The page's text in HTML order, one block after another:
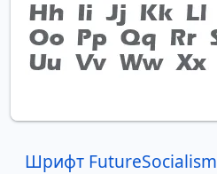
Шрифт FutureSocialism